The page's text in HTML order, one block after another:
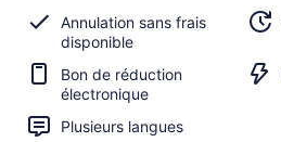
Afficher les
614 avis
GetYourGuide
Annulation sans frais
disponible
Bon de réduction
électronique
Plusieurs langues